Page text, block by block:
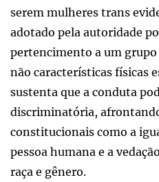
serem mulheres trans
adotado pela autoridade
pertencimento a um
não características físicas
sustenta que a conduta
discriminatória,
constitucionais como a
pessoa humana e a
raça e gênero.